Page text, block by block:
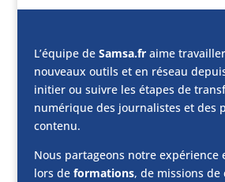
L’équipe de Samsa.fraime
nouveaux outils et en réseau
initier ou suivre les étapes de
numérique des journalistes et des
contenu.
Nous partageons notre expérience
lors de formations, de missions de